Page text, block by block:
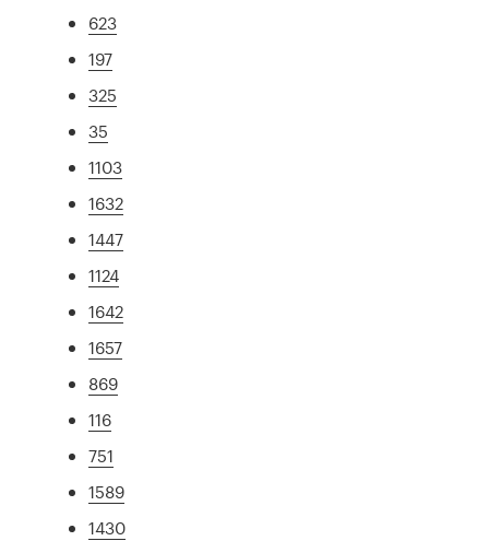
623
197
325
35
1103
1632
1447
1124
1642
1657
869
116
751
1589
1430